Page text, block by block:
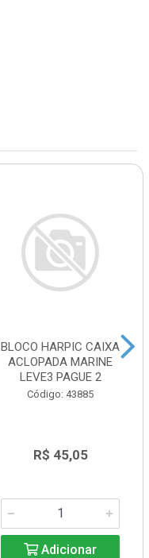
BLOCO HARPIC CAIXA
ACLOPADA MARINE
LEVE3 PAGUE 2
Código: 43885
R$ 45,05
Adicionar